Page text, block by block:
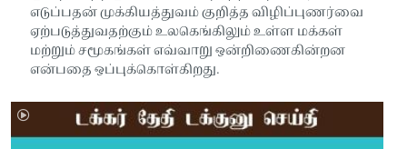
எடுப்பதன் முக்கியத்துவம் குறித்த விழிப்புணர்வை
ஏற்படுத்துவதற்கும் உலகெங்கிலும் உள்ள மக்கள்
மற்றும் சமூகங்கள் எவ்வாறு ஒன்றிணைகின்றன
என்பதை ஒப்புக்கொள்கிறது.